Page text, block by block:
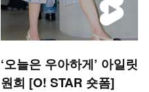
‘오늘은 우아하게’ 아일릿
원희 [O! STAR 숏폼]